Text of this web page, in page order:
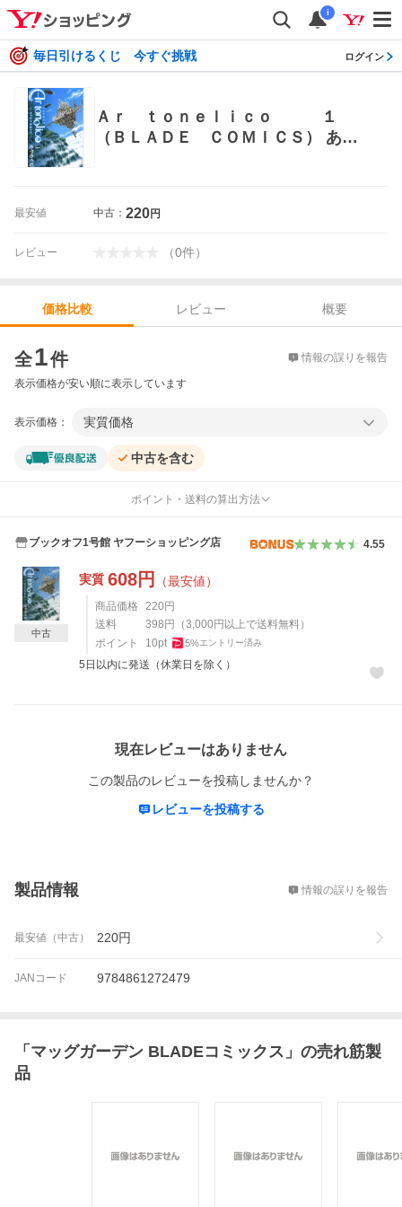
i
毎日引けるくじ 今すぐ挑戦 ログイン
Ａｒ ｔｏｎｅｌｉｃｏ １
（ＢＬＡＤＥ ＣＯＭＩＣＳ） あや
最安値 中古： 220円
レビュー （0件）
価格比較 レビュー
概要
全1件 情報の誤りを報告
表示価格が安い順に表示しています
表示価格： 実質価格
中古を含む
ポイント・送料の算出方法
ブックオフ1号館 ヤフーショッピング店 4.55
実質 608円 （最安値）
商品価格 220 円
送料
398 円 （3,000 円以上で送料無料）
ポイント
10pt 5%エントリー済み
5日以内に発送（休業日を除く）
中古
現在レビューはありません
この製品のレビューを投稿しませんか？
レビューを投稿する
製品情報 情報の誤りを報告
最安値（中古） 220円
JANコード 9784861272479
「 マッグガーデン BLADEコミックス 」の売れ筋製
品